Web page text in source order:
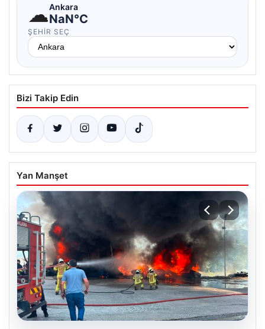
☁Ankara
NaN°C
ŞEHIR SEÇ
Bizi Takip Edin
Yan Manşet